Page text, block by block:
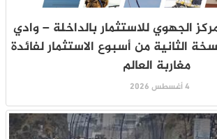
الجهوي للاستثمار بالداخلة – وادي
الثانية من أسبوع الاستثمار لفائدة
مغاربة العالم
4 أغسطس 2026